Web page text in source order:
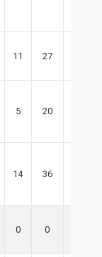
11 27
5 20
14 36
0 0